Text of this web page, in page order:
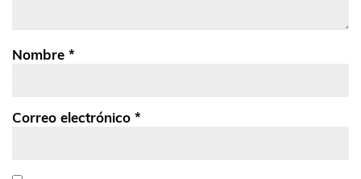
Nombre *
Correo electrónico *